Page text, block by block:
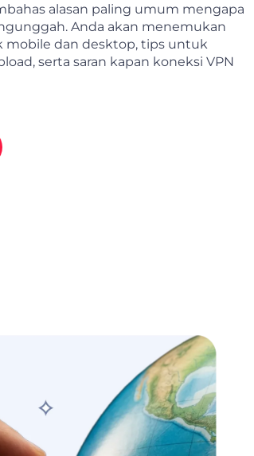
alasan paling umum mengapa
Anda akan menemukan
mobile dan desktop, tips untuk
serta saran kapan koneksi VPN